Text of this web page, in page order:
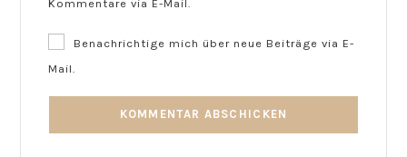
Kommentare via E-Mail.
Benachrichtige mich über neue Beiträge via E-
Mail.